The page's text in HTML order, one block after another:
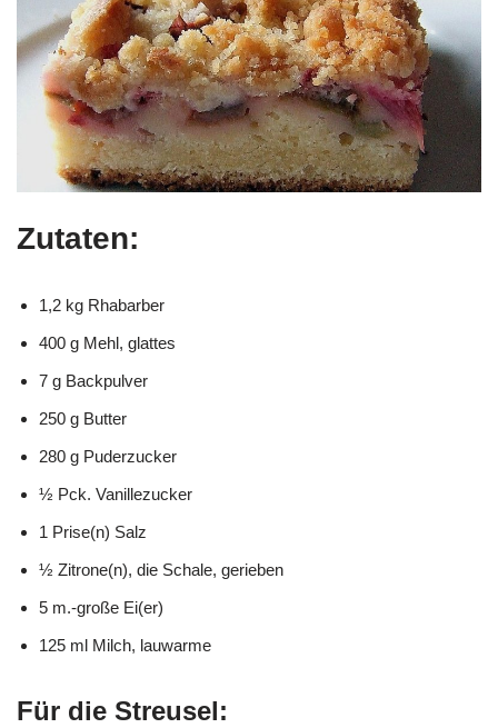
Zutaten:
1,2 kg Rhabarber
400 g Mehl, glattes
7 g Backpulver
250 g Butter
280 g Puderzucker
½ Pck. Vanillezucker
1 Prise(n) Salz
½ Zitrone(n), die Schale, gerieben
5 m.-große Ei(er)
125 ml Milch, lauwarme
Für die Streusel: